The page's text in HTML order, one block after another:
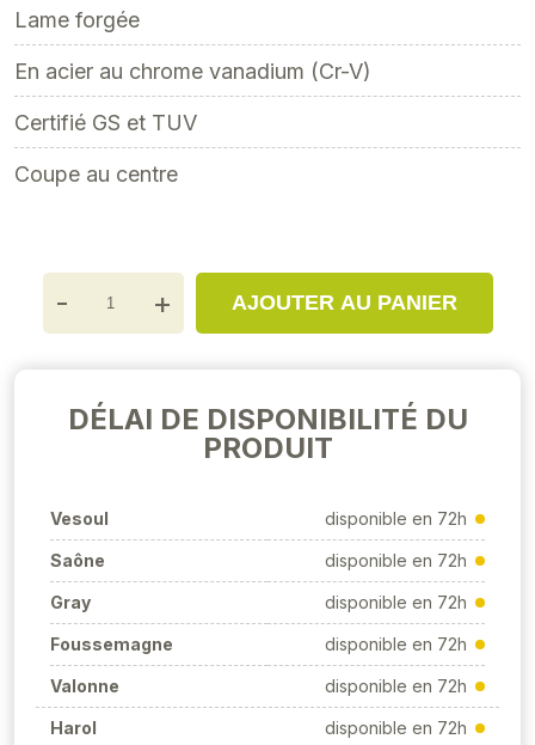
Lame forgée
En acier au chrome vanadium (Cr-V)
Certifié GS et TUV
Coupe au centre
- + AJOUTER AU PANIER
DÉLAI DE DISPONIBILITÉ DU
PRODUIT
Vesoul disponible en 72h
Saône disponible en 72h
Gray disponible en 72h
Foussemagne disponible en 72h
Valonne disponible en 72h
Harol disponible en 72h